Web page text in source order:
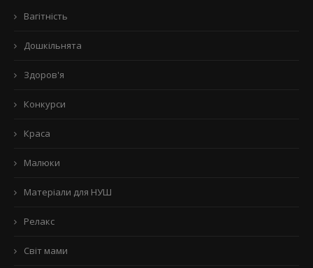
Вагітність
Дошкільнята
Здоров'я
Конкурси
Краса
Малюки
Матеріали для НУШ
Релакс
Світ мами